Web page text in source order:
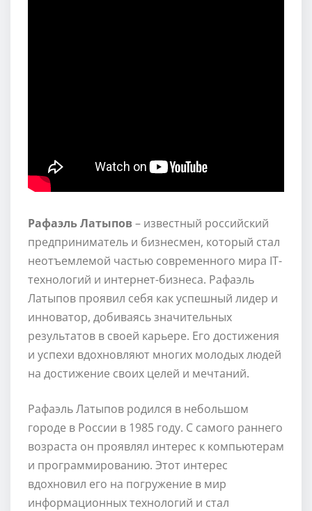
Рафаэль Латыпов– известный российский
предприниматель и бизнесмен, который стал
неотъемлемой частью современного мира IT-
технологий и интернет-бизнеса. Рафаэль
Латыпов проявил себя как успешный лидер и
инноватор, добиваясь значительных
результатов в своей карьере. Его достижения
и успехи вдохновляют многих молодых людей
на достижение своих целей и мечтаний.
Рафаэль Латыпов родился в небольшом
городе в России в 1985 году. С самого раннего
возраста он проявлял интерес к компьютерам
и программированию. Этот интерес
вдохновил его на погружение в мир
информационных технологий и стал